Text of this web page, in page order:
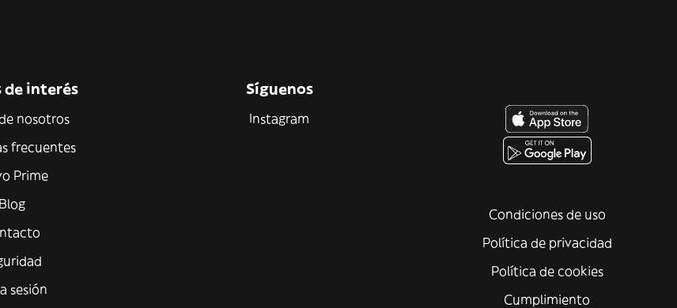
de interés
nosotros
frecuentes
Prime
Blog
sesión
Síguenos
Instagram
Condiciones de uso
Política de privacidad
Política de cookies
Cumplimiento